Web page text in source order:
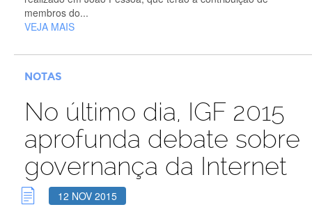
membros do...
VEJA MAIS
NOTAS
No último dia, IGF 2015
aprofunda debate sobre
governança da Internet
12 NOV 2015